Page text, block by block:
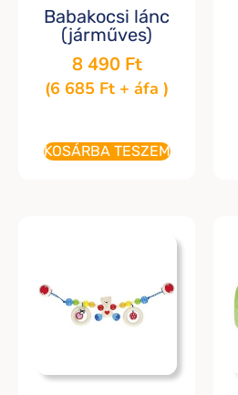
Babakocsi lánc
(járműves)
8 490 Ft
(6 685 Ft + áfa )
KOSÁRBA TESZEM